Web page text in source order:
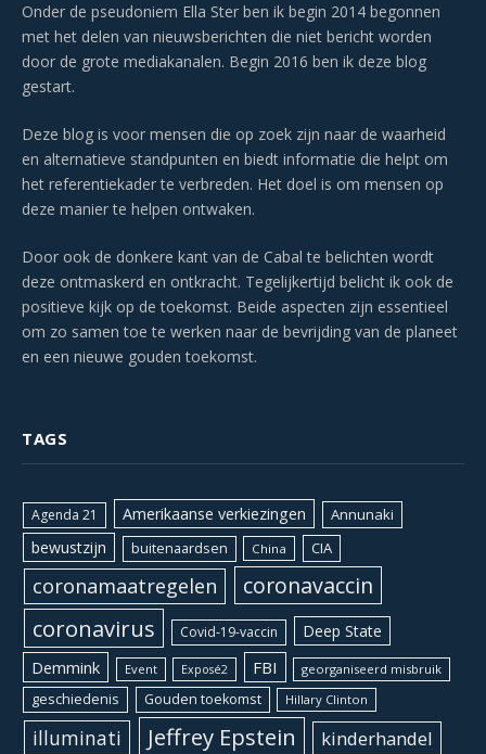
Onder de pseudoniem Ella Ster ben ik begin 2014 begonnen
met het delen van nieuwsberichten die niet bericht worden
door de grote mediakanalen. Begin 2016 ben ik deze blog
gestart.
Deze blog is voor mensen die op zoek zijn naar de waarheid
en alternatieve standpunten en biedt informatie die helpt om
het referentiekader te verbreden. Het doel is om mensen op
deze manier te helpen ontwaken.
Door ook de donkere kant van de Cabal te belichten wordt
deze ontmaskerd en ontkracht. Tegelijkertijd belicht ik ook de
positieve kijk op de toekomst. Beide aspecten zijn essentieel
om zo samen toe te werken naar de bevrijding van de planeet
en een nieuwe gouden toekomst.
TAGS
Agenda 21 Amerikaanse verkiezingen Annunaki
bewustzijn buitenaardsen China CIA
coronamaatregelen coronavaccin
coronavirus Covid-19-vaccin Deep State
Demmink Event Exposé2 FBI georganiseerd misbruik
geschiedenis Gouden toekomst Hillary Clinton
illuminati Jeffrey Epstein kinderhandel